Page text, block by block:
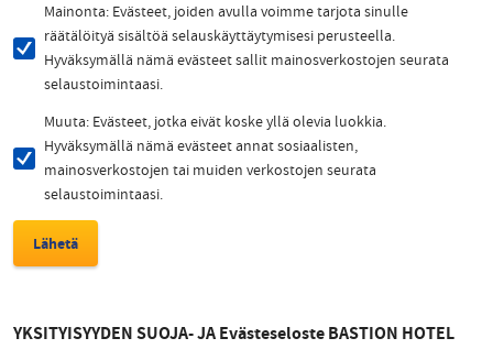
Mainonta: Evästeet, joiden avulla voimme tarjota sinulle
räätälöityä sisältöä selauskäyttäytymisesi perusteella.
Hyväksymällä nämä evästeet sallit mainosverkostojen seurata
selaustoimintaasi.
Muuta: Evästeet, jotka eivät koske yllä olevia luokkia.
Hyväksymällä nämä evästeet annat sosiaalisten,
mainosverkostojen tai muiden verkostojen seurata
selaustoimintaasi.
YKSITYISYYDEN SUOJA- JA Evästeseloste BASTION HOTEL